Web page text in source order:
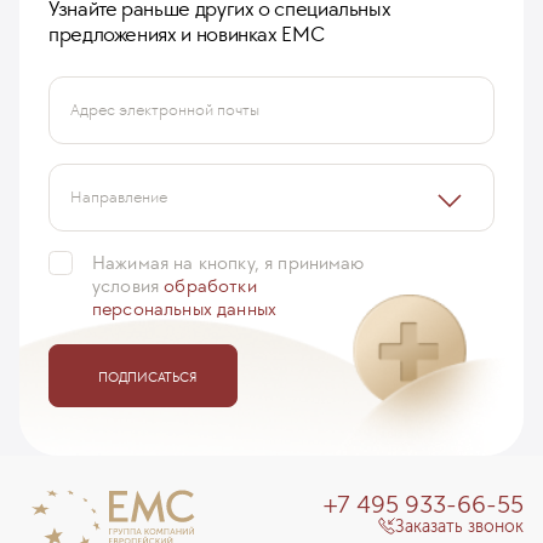
Узнайте раньше других о специальных
предложениях и новинках ЕМС
Адрес электронной почты
Направление
Нажимая на кнопку, я принимаю
условияобработки
персональных данных
ПОДПИСАТЬСЯ
+7 495 933-66-55
Заказать звонок